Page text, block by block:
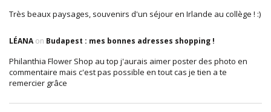
Très beaux paysages, souvenirs d'un séjour en Irlande au collège ! :)
LÉANAon Budapest : mes bonnes adresses shopping !
Philanthia Flower Shop au top j'aurais aimer poster des photo en
commentaire mais c'est pas possible en tout cas je tien a te
remercier grâce